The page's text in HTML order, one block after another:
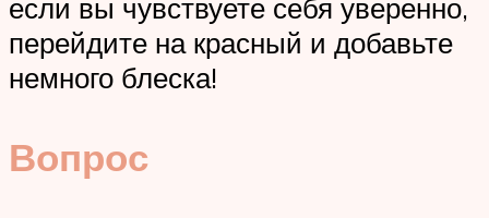
если вы чувствуете себя уверенно,
перейдите на красный и добавьте
немного блеска!
Вопрос